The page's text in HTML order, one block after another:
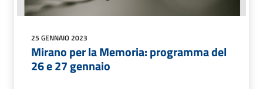
25 GENNAIO 2023
Mirano per la Memoria: programma del
26 e 27 gennaio